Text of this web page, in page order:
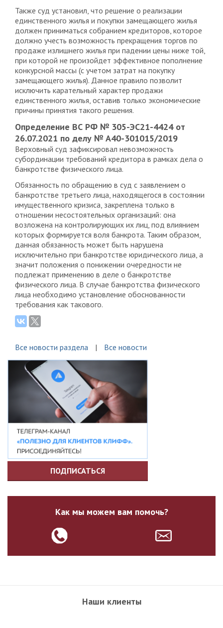
Также суд установил, что решение о реализации
единственного жилья и покупки замещающего жилья
должен приниматься собранием кредиторов, которое
должно учесть возможность прекращения торгов по
продаже излишнего жилья при падении цены ниже той,
при которой не произойдет эффективное пополнение
конкурсной массы (с учетом затрат на покупку
замещающего жилья). Данное правило позволит
исключить карательный характер продажи
единственного жилья, оставив только экономические
причины принятия такого решения.
Определение ВС РФ № 305-ЭС21-4424 от
26.07.2021 по делу № А40-301015/2019
Верховный суд зафиксировал невозможность
субординации требований кредитора в рамках дела о
банкротстве физического лица.
Обязанность по обращению в суд с заявлением о
банкротстве третьего лица, находящегося в состоянии
имущественного кризиса, закреплена только в
отношении несостоятельных организаций: она
возложена на контролирующих их лиц, под влиянием
которых формируется воля банкрота. Таким образом,
данная обязанность может быть нарушена
исключительно при банкротстве юридического лица, а
значит положения о понижении очередности не
подлежат применению в деле о банкротстве
физического лица. В случае банкротства физического
лица необходимо установление обоснованности
требования как такового.
Все новости раздела Все новости
ПОДПИСАТЬСЯ
Как мы можем вам помочь?
Наши клиенты